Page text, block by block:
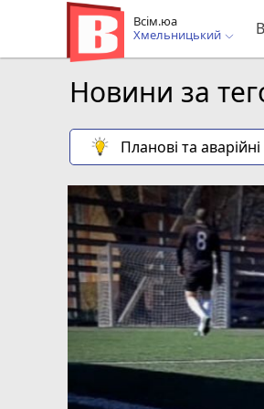
Всім.юа
Хмельницький
Новини за
Планові та